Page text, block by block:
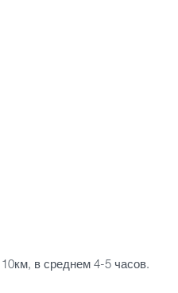
в среднем 4-5 часов.